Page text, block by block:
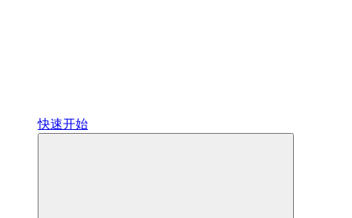
快速开始